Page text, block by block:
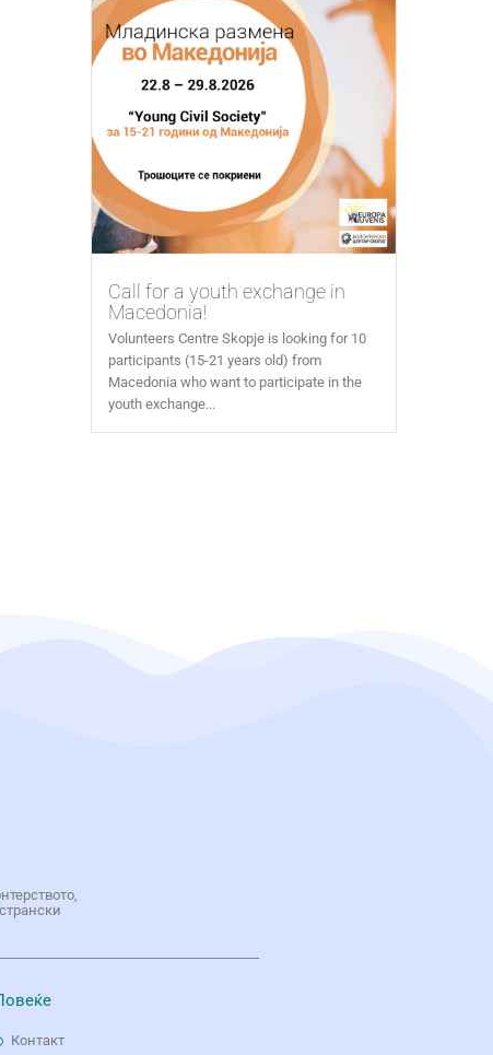
Call for a youth exchange in
Macedonia!
Volunteers Centre Skopje is looking for 10
participants (15-21 years old) from
Macedonia who want to participate in the
youth exchange...
Контакт